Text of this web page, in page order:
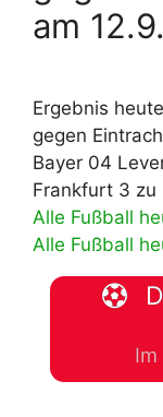
am
Ergebnis
gegen
Bayer 04
Frankfurt 3 zu
Alle Fußball
Alle Fußball